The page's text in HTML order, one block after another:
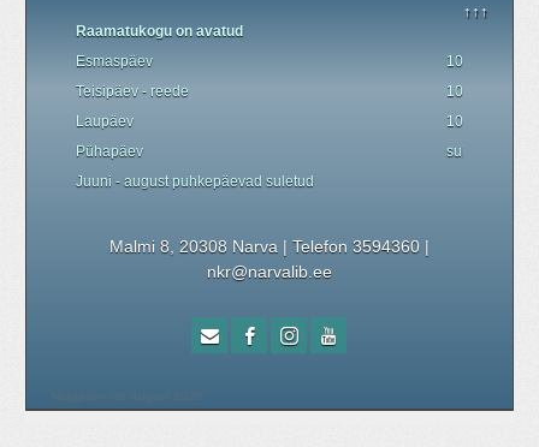
↑↑↑
Raamatukogu on avatud
Esmaspäev
10.00 - 19.00
Teisipäev - reede
10.00 - 18.00
Laupäev
10.00 - 17.00
Pühapäev
suletud
Juuni - augustpuhkepäevad suletud
Malmi 8, 20308 Narva | Telefon 3594360 |
nkr@narvalib.ee
Neljapäev, 06 August 2026